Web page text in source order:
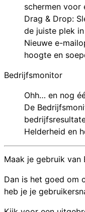
schermen voor
Drag & Drop:
de juiste plek
Nieuwe e-
hoogte en
Bedrijfsmonitor
Ohh… en nog
De
Helderheid en
Maak je gebruik
Dan is het goed om
heb je je